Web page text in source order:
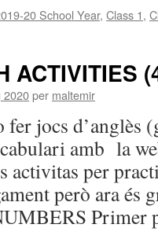
20 School Year, Class 1,
ACTIVITIES
2020per maltemir
fer jocs d’anglès
amb la
activitas per
però ara és